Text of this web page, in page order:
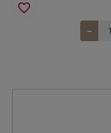
favorite_border